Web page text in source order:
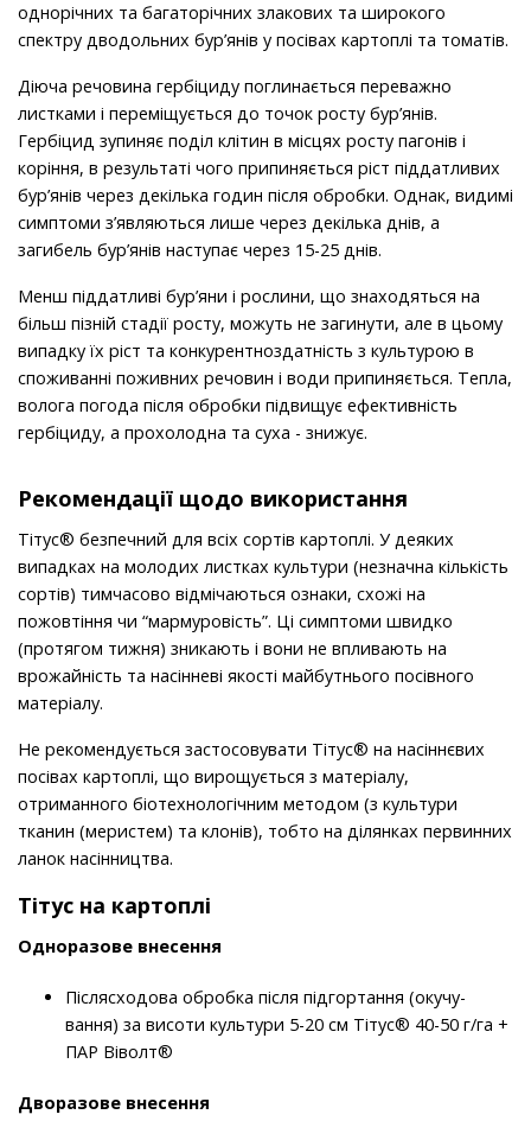
однорічних та багаторічних злакових та широкого
спектру дводольних бур’янів у посівах картоплі та томатів.
Діюча речовина гербіциду поглинається переважно
листками і переміщується до точок росту бур’янів.
Гербіцид зупиняє поділ клітин в місцях росту пагонів і
коріння, в результаті чого припиняється ріст піддатливих
бур’янів через декілька годин після обробки. Однак, видимі
симптоми з’являються лише через декілька днів, а
загибель бур’янів наступає через 15-25 днів.
Менш піддатливі бур’яни і рослини, що знаходяться на
більш пізній стадії росту, можуть не загинути, але в цьому
випадку їх ріст та конкурентноздатність з культурою в
споживанні поживних речовин і води припиняється. Тепла,
волога погода після обробки підвищує ефективність
гербіциду, а прохолодна та суха - знижує.
Рекомендації щодо використання
Тітус® безпечний для всіх сортів картоплі. У деяких
випадках на молодих листках культури (незначна кількість
сортів) тимчасово відмічаються ознаки, схожі на
пожовтіння чи “мармуровість”. Ці симптоми швидко
(протягом тижня) зникають і вони не впливають на
врожайність та насінневі якості майбутнього посівного
матеріалу.
Не рекомендується застосовувати Тітус® на насіннєвих
посівах картоплі, що вирощується з матеріалу,
отриманного біотехнологічним методом (з культури
тканин (меристем) та клонів), тобто на ділянках первинних
ланок насінництва.
Тітус на картоплі
Одноразове внесення
Післясходова обробка після підгортання (окучу-
вання) за висоти культури 5-20 см Тітус® 40-50 г/га +
ПАР Віволт®
Дворазове внесення